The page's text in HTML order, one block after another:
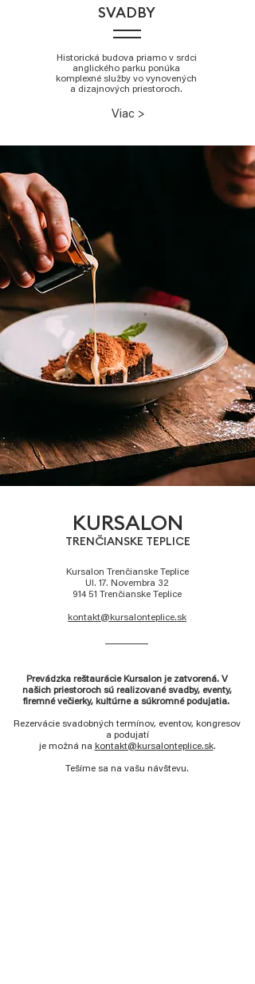
SVADBY
Historická budova priamo v srdci
anglického parku ponúka
komplexné služby vo vynovených
a dizajnových priestoroch.
Viac >
KURSALON
TRENČIANSKE TEPLICE
Kursalon Trenčianske Teplice
Ul. 17. Novembra 32
914 51 Trenčianske Teplice
kontakt@kursalonteplice.sk
Prevádzka reštaurácie Kursalon je zatvorená. V
našich priestoroch sú realizované svadby, eventy,
firemné večierky, kultúrne a súkromné podujatia.
Rezervácie svadobných termínov, eventov, kongresov
a podujatí
je možná na kontakt@kursalonteplice.sk.
Tešíme sa na vašu návštevu.